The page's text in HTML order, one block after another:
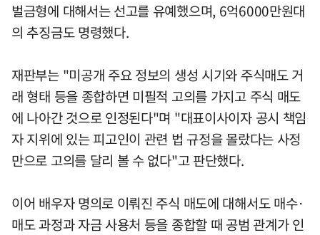
벌금형에 대해서는 선고를 유예했으며, 6억6000만원대
의 추징금도 명령했다.
재판부는 "미공개 주요 정보의 생성 시기와 주식매도 거
래 형태 등을 종합하면 미필적 고의를 가지고 주식 매도
에 나아간 것으로 인정된다"며 "대표이사이자 공시 책임
자 지위에 있는 피고인이 관련 법 규정을 몰랐다는 사정
만으로 고의를 달리 볼 수 없다"고 판단했다.
이어 배우자 명의로 이뤄진 주식 매도에 대해서도 매수·
매도 과정과 자금 사용처 등을 종합할 때 공범 관계가 인